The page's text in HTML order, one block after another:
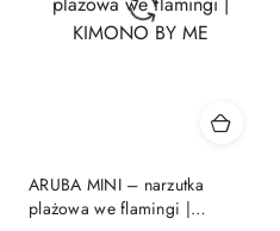
ARUBA MINI – narzutka
plażowa we flamingi |